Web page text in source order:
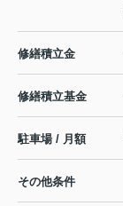
修繕積立金
修繕積立基金
駐車場 / 月額
その他条件